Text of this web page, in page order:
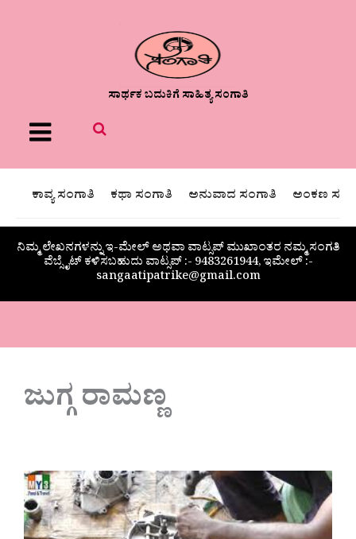
ಸಾರ್ಥಕ ಬದುಕಿಗೆ ಸಾಹಿತ್ಯ ಸಂಗಾತಿ
Menu
ಕಾವ್ಯ ಸಂಗಾತಿ ಕಥಾ ಸಂಗಾತಿ ಅನುವಾದ ಸಂಗಾತಿ ಅಂಕಣ
ನಿಮ್ಮ ಲೇಖನಗಳನ್ನು ಇ-ಮೇಲ್ ಅಥವಾ ವಾಟ್ಸಪ್ ಮುಖಾಂತರ ನಮ್ಮ ಸಂಗತಿ
ವೆಬ್ಸೈಟ್ ಕಳಿಸಬಹುದು ವಾಟ್ಸಪ್‌ :- 9483261944, ಇಮೇಲ್ :-
sangaatipatrike@gmail.com
ಜುಗ್ಗ ರಾಮಣ್ಣ